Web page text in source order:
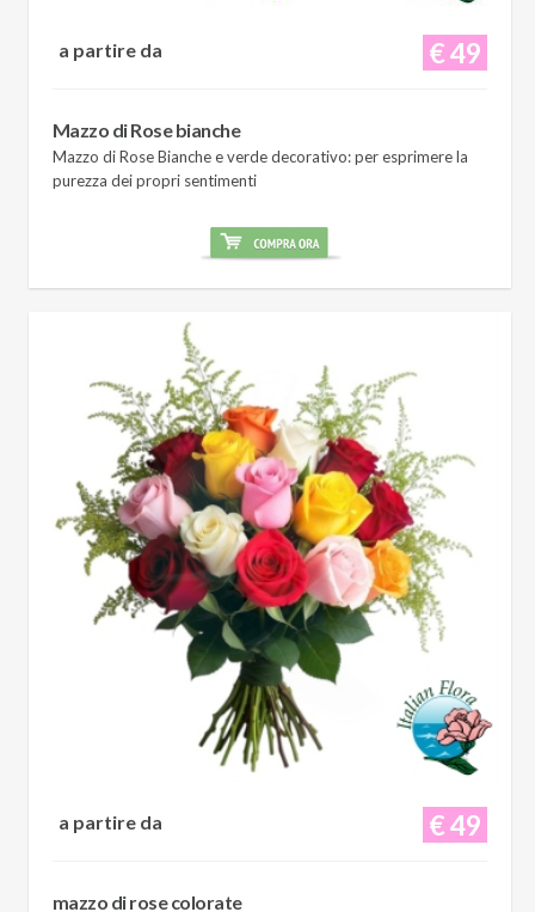
€ 49
a partire da
Mazzo di Rose bianche
Mazzo di Rose Bianche e verde decorativo: per esprimere la
purezza dei propri sentimenti
€ 49
a partire da
mazzo di rose colorate